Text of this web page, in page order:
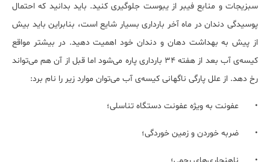
سبزیجات و منابع فیبر از یبوست جلوگیری کنید. باید بدانید که احتمال
پوسیدگی دندان در ماه آخر بارداری بسیار شایع است، بنابراین باید بیش
از پیش به بهداشت دهان و دندان خود اهمیت دهید. در بیشتر مواقع
کیسه‌ی آب بعد از هفته 34 بارداری پاره می‌شود اما قبل از آن هم می‌تواند
رخ دهد. از علل پارگی ناگهانی کیسه‌ی آب می‌توان موارد زیر را نام برد:
• عفونت به ویژه عفونت دستگاه تناسلی؛
• ضربه خوردن و زمین خوردگی؛